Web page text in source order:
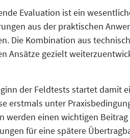
Evaluation ist ein
aus der praktischen
Die Kombination aus
Ansätze gezielt
der Feldtests startet damit
erstmals unter
werden einen wichtigen
für eine spätere